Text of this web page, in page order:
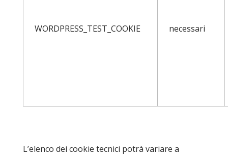
WORDPRESS_TEST_COOKIE necessari
L’elenco dei cookie tecnici potrà variare a